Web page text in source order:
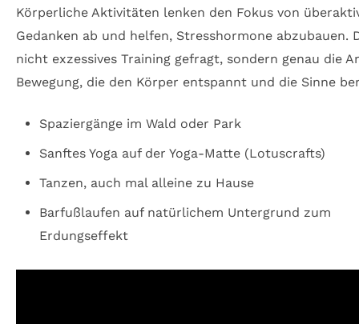
Körperliche Aktivitäten lenken den Fokus von
Gedanken ab und helfen, Stresshormone abzubauen.
nicht exzessives Training gefragt, sondern genau die
Bewegung, die den Körper entspannt und die Sinne
Spaziergänge im Wald oder Park
Sanftes Yoga auf der Yoga-Matte (Lotuscrafts)
Tanzen, auch mal alleine zu Hause
Barfußlaufen auf natürlichem Untergrund zum
Erdungseffekt